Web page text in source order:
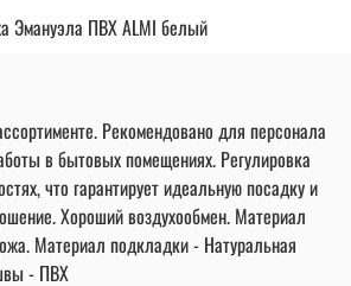
Эмануэла ПВХ ALMI белый
Рекомендовано для персонала
в бытовых помещениях. Регулировка
что гарантирует идеальную посадку и
Хороший воздухообмен. Материал
Материал подкладки - Натуральная
- ПВХ